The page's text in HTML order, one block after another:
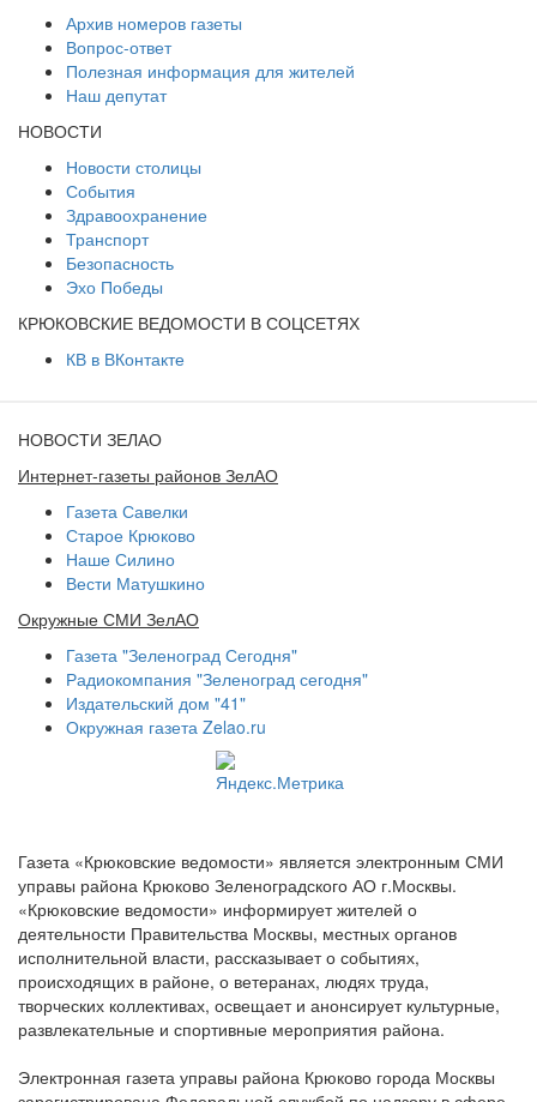
Архив номеров газеты
Вопрос-ответ
Полезная информация для жителей
Наш депутат
НОВОСТИ
Новости столицы
События
Здравоохранение
Транспорт
Безопасность
Эхо Победы
КРЮКОВСКИЕ ВЕДОМОСТИ В СОЦСЕТЯХ
КВ в ВКонтакте
НОВОСТИ ЗЕЛАО
Интернет-газеты районов ЗелАО
Газета Савелки
Старое Крюково
Наше Силино
Вести Матушкино
Окружные СМИ ЗелАО
Газета "Зеленоград Сегодня"
Радиокомпания "Зеленоград сегодня"
Издательский дом "41"
Окружная газета Zelao.ru
Газета «Крюковские ведомости» является электронным СМИ
управы района Крюково Зеленоградского АО г.Москвы.
«Крюковские ведомости» информирует жителей о
деятельности Правительства Москвы, местных органов
исполнительной власти, рассказывает о событиях,
происходящих в районе, о ветеранах, людях труда,
творческих коллективах, освещает и анонсирует культурные,
развлекательные и спортивные мероприятия района.
Электронная газета управы района Крюково города Москвы